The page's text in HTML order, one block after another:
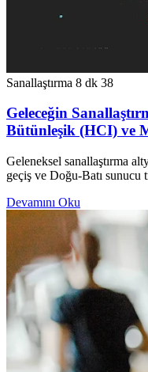
Sanallaştırma 8 dk 38
Geleceğin
Bütünleşik (HCI) ve
Geleneksel sanallaştırma
geçiş ve Doğu-Batı sunucu
Devamını Oku